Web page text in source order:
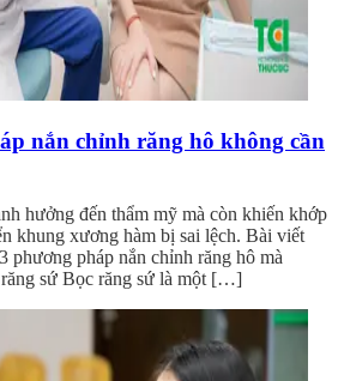
nắn chỉnh răng hô không cần
hưởng đến thẩm mỹ mà còn khiến khớp
khung xương hàm bị sai lệch. Bài viết
phương pháp nắn chỉnh răng hô mà
sứ Bọc răng sứ là một […]